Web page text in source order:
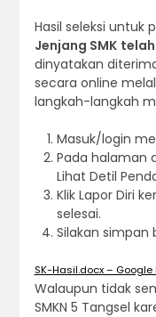
Hasil seleksi untuk
Jenjang SMK
dinyatakan
secara online
langkah-langkah
Masuk/login
Pada halaman
Lihat Detil
Klik Lapor Diri
selesai.
Silakan simpan
SK-Hasil.docx – Google
Walaupun tidak
SMKN 5 Tangsel